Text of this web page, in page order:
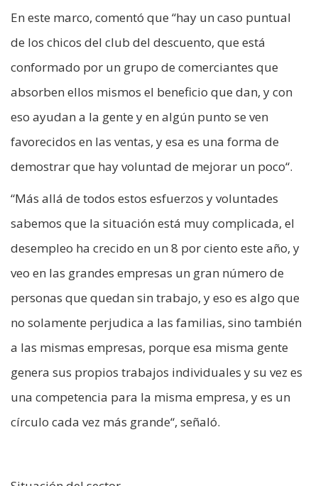
En este marco, comentó que “hay un caso puntual
de los chicos del club del descuento, que está
conformado por un grupo de comerciantes que
absorben ellos mismos el beneficio que dan, y con
eso ayudan a la gente y en algún punto se ven
favorecidos en las ventas, y esa es una forma de
demostrar que hay voluntad de mejorar un poco“.
“Más allá de todos estos esfuerzos y voluntades
sabemos que la situación está muy complicada, el
desempleo ha crecido en un 8 por ciento este año, y
veo en las grandes empresas un gran número de
personas que quedan sin trabajo, y eso es algo que
no solamente perjudica a las familias, sino también
a las mismas empresas, porque esa misma gente
genera sus propios trabajos individuales y su vez es
una competencia para la misma empresa, y es un
círculo cada vez más grande“, señaló.